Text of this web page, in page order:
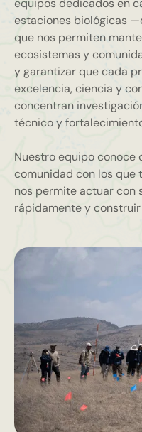
equipos dedicados en
estaciones biológicas
que nos permiten
ecosistemas y
y garantizar que cada
excelencia, ciencia y
concentran
técnico y
Nuestro equipo conoce
comunidad con los que
nos permite actuar con
rápidamente y